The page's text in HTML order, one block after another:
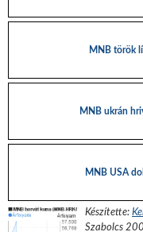
MNB török
MNB ukrán
MNB USA
Készítette:
Szabolcs